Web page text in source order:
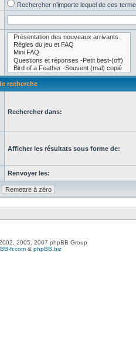
Rechercher n’importe lequel de ces
recherche
Rechercher dans:
Afficher les résultats sous forme de:
Renvoyer les:
2005, 2007 phpBB Group
fr.com & phpBB.biz